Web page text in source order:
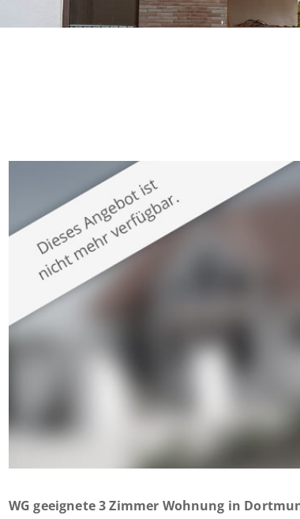
WG geeignete 3 Zimmer Wohnung in